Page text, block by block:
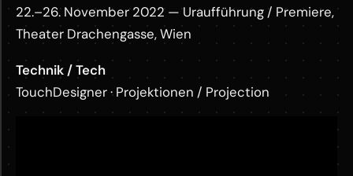
22.–26. November 2022 — Uraufführung / Premiere,
Theater Drachengasse, Wien
Technik / Tech
TouchDesigner · Projektionen / Projection